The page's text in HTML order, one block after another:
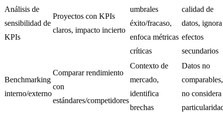
Análisis de
sensibilidad de
KPIs
Proyectos con KPIs
claros, impacto incierto
umbrales
éxito/fracaso,
enfoca métricas
críticas
calidad de
datos, ignora
efectos
secundarios
Benchmarking
interno/externo
Comparar rendimiento
con
estándares/competidores
Contexto de
mercado,
identifica
brechas
Datos no
comparables,
no considera